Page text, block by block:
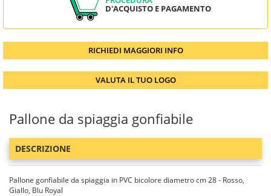
D'ACQUISTO E PAGAMENTO
RICHIEDI MAGGIORI INFO
VALUTA IL TUO LOGO
Pallone da spiaggia gonfiabile
DESCRIZIONE
Pallone gonfiabile da spiaggia in PVC bicolore diametro cm 28 - Rosso,
Giallo, Blu Royal